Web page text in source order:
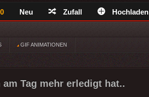
Neu Zufall Hochladen
GIF ANIMATIONEN
Tag mehr erledigt hat..